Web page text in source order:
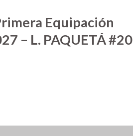
Equipación
– L. PAQUETÁ #20